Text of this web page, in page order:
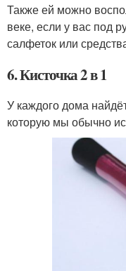
Также ей можно
веке, если у вас под
салфеток или
6. Кисточка 2 в 1
У каждого дома
которую мы обычно